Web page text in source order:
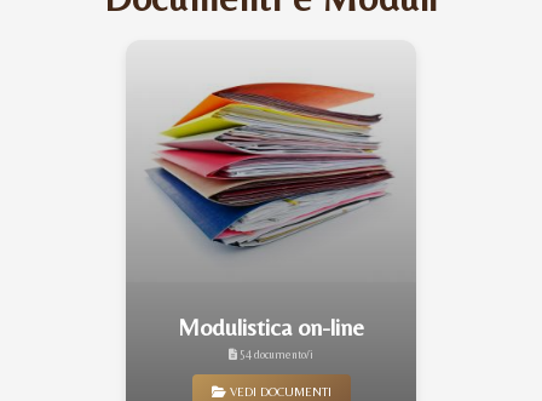
Modulistica on-line
54 documento/i
VEDI DOCUMENTI